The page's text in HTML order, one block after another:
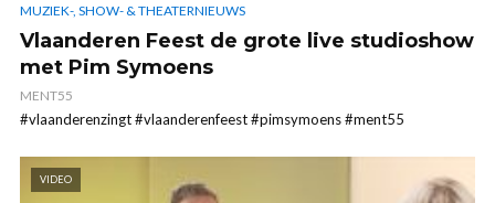
MUZIEK-, SHOW- & THEATERNIEUWS
Vlaanderen Feest de grote live studioshow
met Pim Symoens
MENT55
#vlaanderenzingt #vlaanderenfeest #pimsymoens #ment55
VIDEO